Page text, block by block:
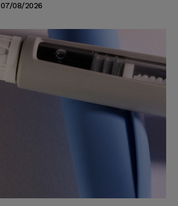
07/08/2026